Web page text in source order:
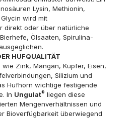
Lysin, Methionin,
wird mit
direkt oder über natürliche
Ölsaaten, Spirulina-
HUFQUALITÄT
Zink, Mangan, Kupfer, Eisen,
Silizium und
Hufhorn wichtige festigende
In Ungulat® liegen diese
Mengenverhältnissen und
Bioverfügbarkeit überwiegend